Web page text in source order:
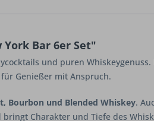
Bar 6er Set"
und puren
Genießer mit Anspruch.
Bourbon und Blended Whiskey.
Charakter und Tiefe des